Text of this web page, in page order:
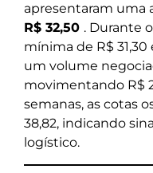
apresentaram uma
R$ 32,50 . Durante
mínima de R$ 31,30
um volume
movimentando R$
semanas, as cotas
38,82, indicando
logístico.